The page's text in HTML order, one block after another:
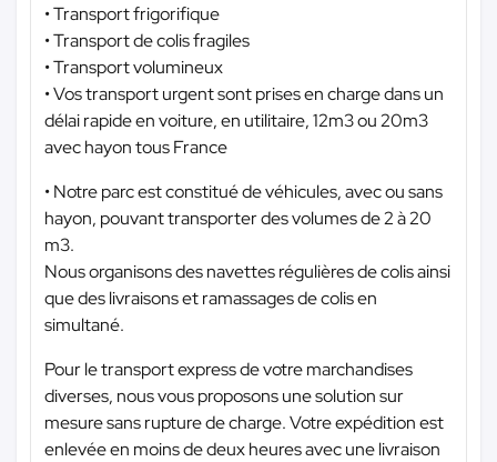
• Transport frigorifique
• Transport de colis fragiles
• Transport volumineux
• Vos transport urgent sont prises en charge dans un
délai rapide en voiture, en utilitaire, 12m3 ou 20m3
avec hayon tous France
• Notre parc est constitué de véhicules, avec ou sans
hayon, pouvant transporter des volumes de 2 à 20
m3.
Nous organisons des navettes régulières de colis ainsi
que des livraisons et ramassages de colis en
simultané.
Pour le transport express de votre marchandises
diverses, nous vous proposons une solution sur
mesure sans rupture de charge. Votre expédition est
enlevée en moins de deux heures avec une livraison